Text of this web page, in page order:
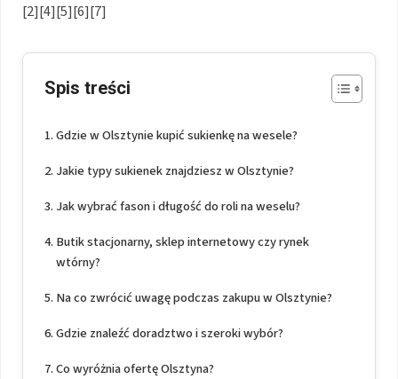
[2][4][5][6][7]
Spis treści
Gdzie w Olsztynie kupić sukienkę na wesele?
Jakie typy sukienek znajdziesz w Olsztynie?
Jak wybrać fason i długość do roli na weselu?
Butik stacjonarny, sklep internetowy czy rynek
wtórny?
Na co zwrócić uwagę podczas zakupu w Olsztynie?
Gdzie znaleźć doradztwo i szeroki wybór?
Co wyróżnia ofertę Olsztyna?